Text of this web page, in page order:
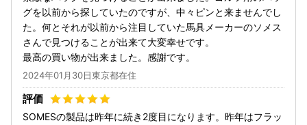
グを以前から探していたのですが、中々ピンと来ませんでし
た。何とそれが以前から注目していた馬具メーカーのソメス
さんで見つけることが出来て大変幸せです。
最高の買い物が出来ました。感謝です。
2024年01月30日東京都在住
SOMESの製品は昨年に続き2度目になります。昨年はフラッ